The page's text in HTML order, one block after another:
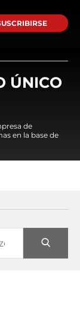
ÚNICO
de
en la base de